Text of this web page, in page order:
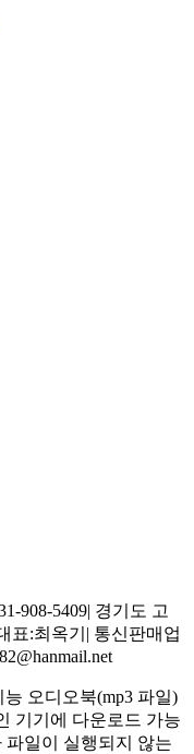
908-5409| 경기도 고
표:최옥기| 통신판매업
오디오북(mp3 파일)
기기에 다운로드 가능
일이 실행되지 않는